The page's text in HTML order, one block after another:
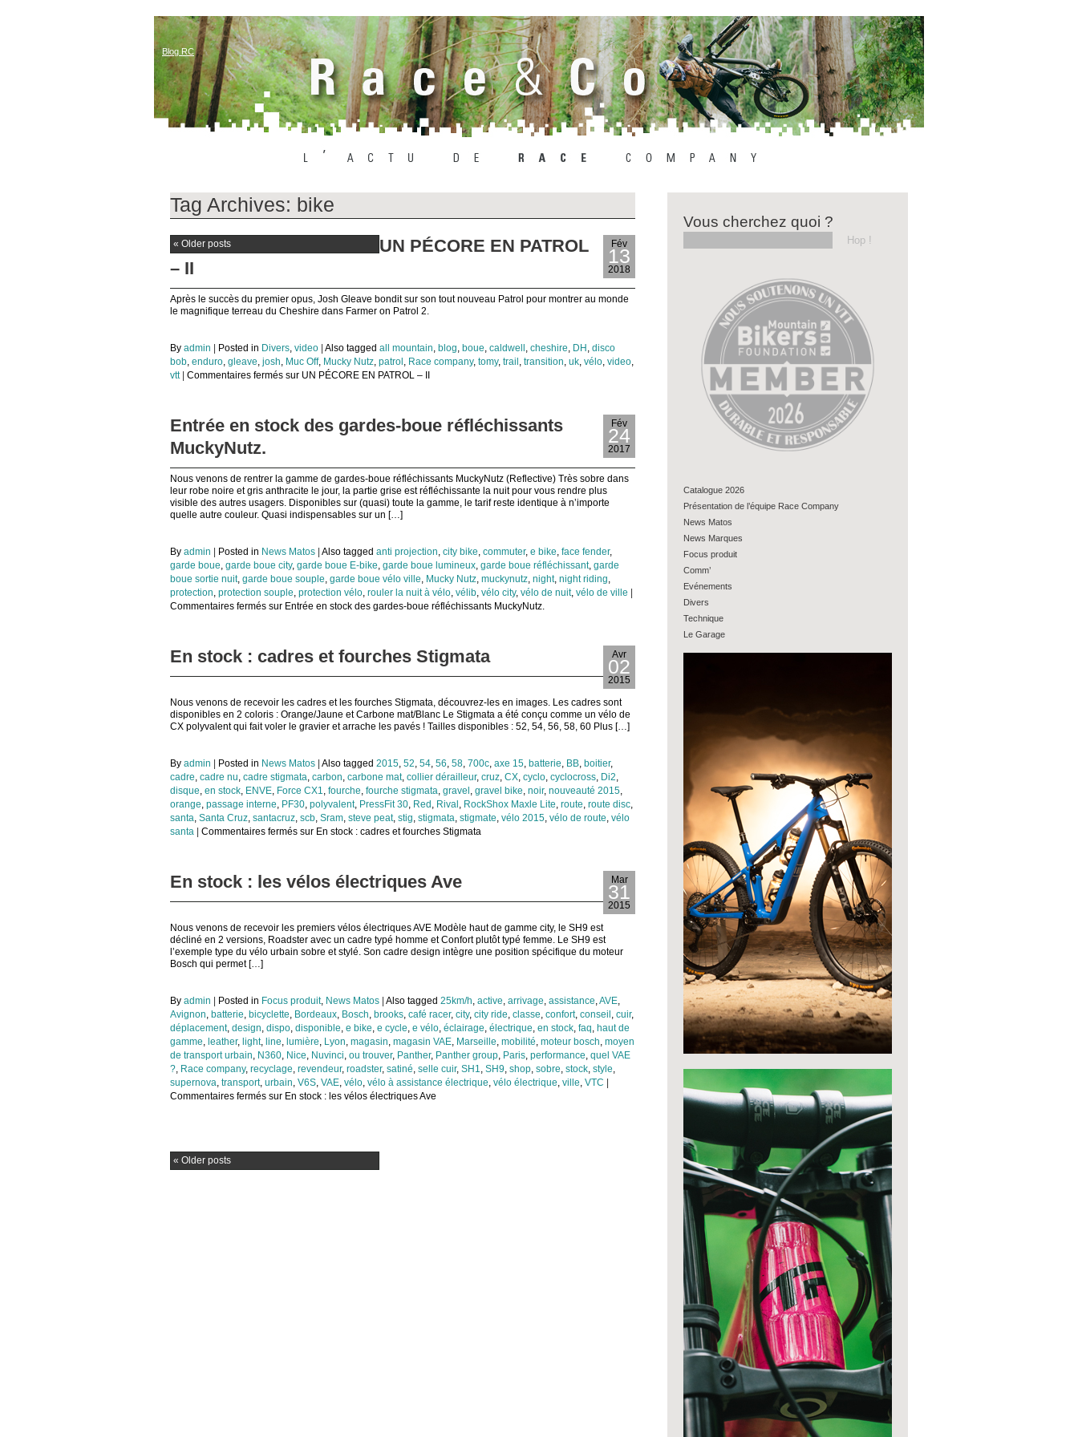
Blog RC
Tag Archives: bike
« Older posts Fév
13
2018
UN PÉCORE EN PATROL
– II
Après le succès du premier opus, Josh Gleave bondit sur son tout nouveau Patrol pour montrer au monde
le magnifique terreau du Cheshire dans Farmer on Patrol 2.
By admin Posted in Divers, video Also tagged all mountain, blog, boue, caldwell , cheshire, DH , disco
bob, enduro, gleave, josh, Muc Off, Mucky Nutz, patrol , Race company, tomy, trail , transition, uk, vélo, video,
vtt
Commentaires fermés sur UN PÉCORE EN PATROL – II
Fév
24
2017
Entrée en stock des gardes-boue réfléchissants
MuckyNutz.
Nous venons de rentrer la gamme de gardes-boue réfléchissants MuckyNutz (Reflective) Très sobre dans
leur robe noire et gris anthracite le jour, la partie grise est réfléchissante la nuit pour vous rendre plus
visible des autres usagers. Disponibles sur (quasi) toute la gamme, le tarif reste identique à n’importe
quelle autre couleur. Quasi indispensables sur un […]
By admin Posted in News Matos Also tagged anti projection, city bike, commuter, e bike, face fender,
garde boue, garde boue city, garde boue E-bike, garde boue lumineux, garde boue réfléchissant, garde
boue sortie nuit, garde boue souple, garde boue vélo ville, Mucky Nutz, muckynutz, night, night riding,
protection, protection souple, protection vélo, rouler la nuit à vélo, vélib, vélo city, vélo de nuit, vélo de ville
Commentaires fermés sur Entrée en stock des gardes-boue réfléchissants MuckyNutz.
Avr
02
2015
En stock : cadres et fourches Stigmata
Nous venons de recevoir les cadres et les fourches Stigmata, découvrez-les en images. Les cadres sont
disponibles en 2 coloris : Orange/Jaune et Carbone mat/Blanc Le Stigmata a été conçu comme un vélo de
CX polyvalent qui fait voler le gravier et arrache les pavés ! Tailles disponibles : 52, 54, 56, 58, 60 Plus […]
By admin Posted in News Matos Also tagged 2015, 52, 54, 56, 58, 700c, axe 15, batterie, BB, boitier,
cadre, cadre nu, cadre stigmata, carbon, carbone mat, collier dérailleur, cruz, CX, cyclo, cyclocross, Di2,
disque, en stock, ENVE, Force CX1, fourche, fourche stigmata, gravel , gravel bike, noir, nouveauté 2015,
orange, passage interne, PF30, polyvalent, PressFit 30, Red , Rival , RockShox Maxle Lite, route, route disc,
santa, Santa Cruz, santacruz, scb, Sram, steve peat, stig, stigmata, stigmate, vélo 2015, vélo de route, vélo
santa
Commentaires fermés sur En stock : cadres et fourches Stigmata
Mar
31
2015
En stock : les vélos électriques Ave
Nous venons de recevoir les premiers vélos électriques AVE Modèle haut de gamme city, le SH9 est
décliné en 2 versions, Roadster avec un cadre typé homme et Confort plutôt typé femme. Le SH9 est
l’exemple type du vélo urbain sobre et stylé. Son cadre design intègre une position spécifique du moteur
Bosch qui permet […]
By admin Posted in Focus produit, News Matos Also tagged 25km/h, active, arrivage, assistance,AVE,
Avignon, batterie, bicyclette, Bordeaux, Bosch, brooks, café racer, city, city ride, classe, confort, conseil , cuir,
déplacement, design, dispo, disponible, e bike, e cycle, e vélo, éclairage, électrique, en stock, faq, haut de
gamme, leather, light, line, lumière, Lyon, magasin, magasin VAE, Marseille, mobilité, moteur bosch, moyen
de transport urbain, N360, Nice, Nuvinci, ou trouver, Panther, Panther group, Paris, performance, quel VAE
?, Race company, recyclage, revendeur, roadster, satiné, selle cuir, SH1, SH9, shop, sobre, stock, style,
supernova, transport, urbain, V6S, VAE, vélo, vélo à assistance électrique, vélo électrique, ville, VTC
Commentaires fermés sur En stock : les vélos électriques Ave
« Older posts
Vous cherchez quoi ?
Catalogue 2026
Présentation de l’équipe Race Company
News Matos
News Marques
Focus produit
Comm’
Evénements
Divers
Technique
Le Garage